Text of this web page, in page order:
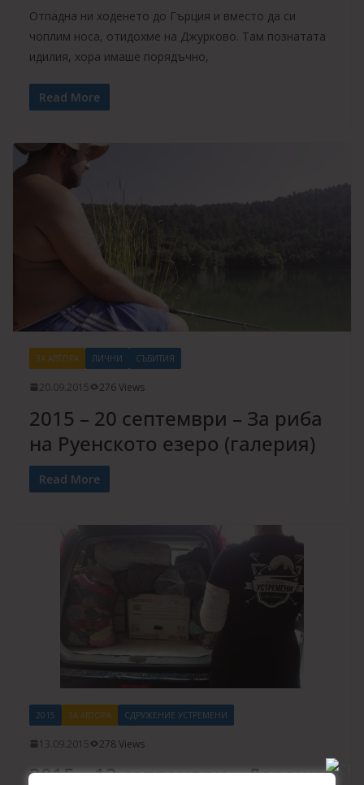
Отпадна ни ходенето до Гърция и вместо да си
чоплим носа, отидохме на Джурково. Там познатата
идилия, хора имаше порядъчно,
Read More
ЗА АВТОРА ЛИЧНИ СЪБИТИЯ
20.09.2015 276 Views
2015 – 20 септември – За риба
на Руенското езеро (галерия)
Read More
2015 ЗА АВТОРА СДРУЖЕНИЕ УСТРЕМЕНИ
13.09.2015 278 Views
2015 – 13 септември – Дарение